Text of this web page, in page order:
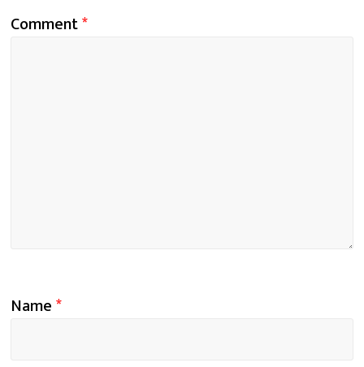
Comment*
Name*